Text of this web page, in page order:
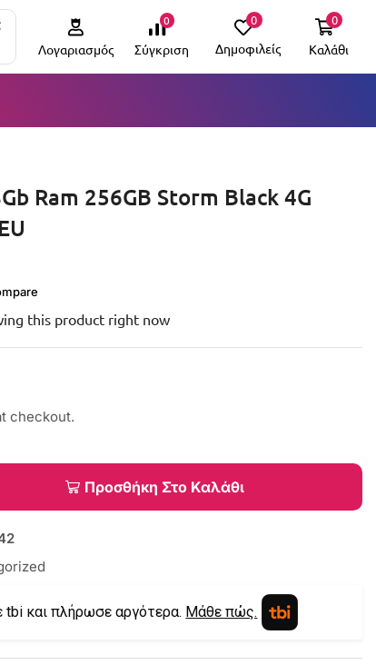
Λογαριασμός
0
Σύγκριση
0
Δημοφιλείς
0
Καλάθι
Ram 256GB Storm Black 4G
this product right now
checkout.
Προσθήκη Στο Καλάθι
tbi και πλήρωσε αργότερα. Μάθε πώς.